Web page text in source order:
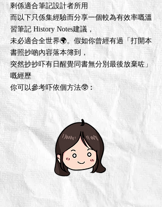
剩係適合筆記設計者所用
而以下只係集經驗而分享一個較為有效率嘅溫
習筆記 History Notes建議，
未必適合全世界🌍。假如你曾經有過「打開本
書照抄啲內容落本簿到，
突然抄抄吓有日醒覺同書無分別最後放棄咗」
嘅經歷
你可以參考吓依個方法🥸︰